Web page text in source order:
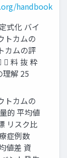
handbook
式化 バイ
トカムの
カムの評
 料 抜 粋
解 25
トカムの
的 平均値
リスク比
症例数
値差 資